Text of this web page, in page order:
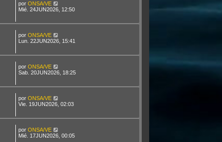
por ONSA/VE
Mié. 24JUN2026, 12:50
por ONSA/VE
Lun. 22JUN2026, 15:41
por ONSA/VE
Sab. 20JUN2026, 18:25
por ONSA/VE
Vie. 19JUN2026, 02:03
por ONSA/VE
Mié. 17JUN2026, 00:05